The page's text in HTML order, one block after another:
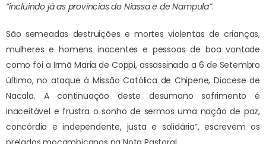
“incluindo já as províncias do Niassa e de Nampula”.
São semeadas destruições e mortes violentas de crianças,
mulheres e homens inocentes e pessoas de boa vontade
como foi a Irmã Maria de Coppi, assassinada a 6 de Setembro
último, no ataque à Missão Católica de Chipene, Diocese de
Nacala. A continuação deste desumano sofrimento é
inaceitável e frustra o sonho de sermos uma nação de paz,
concórdia e independente, justa e solidária”, escrevem os